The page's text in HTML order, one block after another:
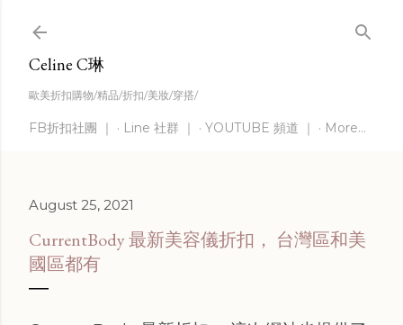
Celine C琳
歐美折扣購物/精品/折扣/美妝/穿搭/
FB折扣社團 ｜ Line 社群 ｜ YOUTUBE 頻道 ｜ More…
August 25, 2021
CurrentBody 最新美容儀折扣， 台灣區和美
國區都有